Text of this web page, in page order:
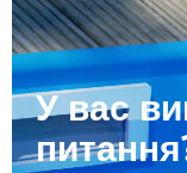
У вас